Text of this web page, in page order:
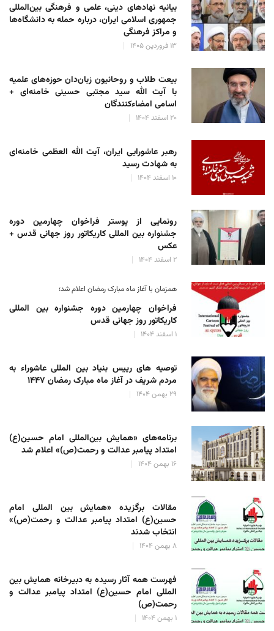
بیانیه نهادهای دینی، علمی و فرهنگی بین‌المللی
جمهوری اسلامی ایران، درباره حمله به دانشگاه‌ها
و مراکز فرهنگی
۱۳ فروردین ۱۴۰۵
بیعت طلاب و روحانیون زبان‌دان حوزه‌های علمیه
با آیت الله سید مجتبی حسینی خامنه‌ای +
اسامی امضاءکنندگان
۲۰ اسفند ۱۴۰۴
رهبر عاشورایی ایران، آیت الله العظمی خامنه‌ای
به شهادت رسید
۱۰ اسفند ۱۴۰۴
رونمایی از پوستر فراخوان چهارمین دوره
جشنواره بین المللی کاریکاتور روز جهانی قدس +
عکس
۲ اسفند ۱۴۰۴
همزمان با آغاز ماه مبارک رمضان اعلام شد؛
فراخوان چهارمین دوره جشنواره بین المللی
کاریکاتور روز جهانی قدس
۱ اسفند ۱۴۰۴
توصیه های رییس بنیاد بین المللی عاشوراء به
مردم شریف در آغاز ماه مبارک رمضان ۱۴۴۷
۲۹ بهمن ۱۴۰۴
برنامه‌های «همایش بین‌المللی امام حسین(ع)
امتداد پیامبر عدالت و رحمت(ص)» اعلام شد
۱۶ بهمن ۱۴۰۴
مقالات برگزیده «همایش بین المللی امام
حسین(ع) امتداد پیامبر عدالت و رحمت(ص)»
انتخاب شدند
۸ بهمن ۱۴۰۴
فهرست همه آثار رسیده به دبیرخانه همایش بین
المللی امام حسین(ع) امتداد پیامبر عدالت و
رحمت(ص)
۱ بهمن ۱۴۰۴